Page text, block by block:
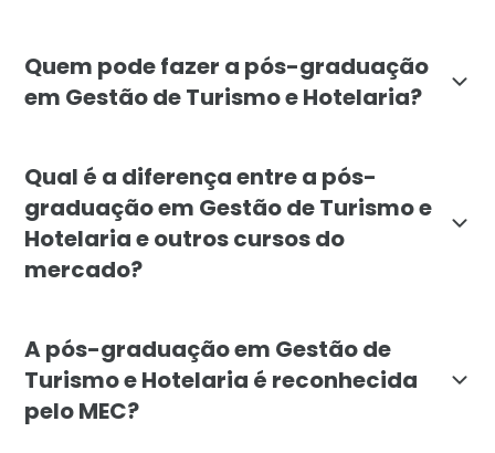
Quem pode fazer a pós-graduação
em Gestão de Turismo e Hotelaria?
Qual é a diferença entre a pós-
graduação em Gestão de Turismo e
Hotelaria e outros cursos do
mercado?
A pós-graduação em Gestão de
Turismo e Hotelaria é reconhecida
pelo MEC?